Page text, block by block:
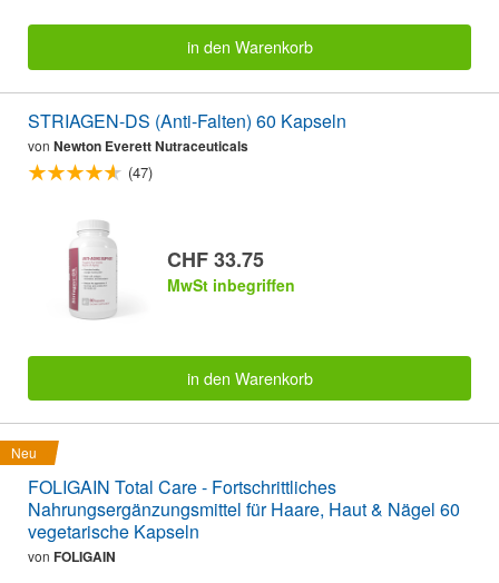
in den Warenkorb
STRIAGEN-DS (Anti-Falten) 60 Kapseln
von Newton Everett Nutraceuticals
(47)
CHF 33.75
MwSt inbegriffen
in den Warenkorb
Neu
FOLIGAIN Total Care - Fortschrittliches
Nahrungsergänzungsmittel für Haare, Haut & Nägel 60
vegetarische Kapseln
von FOLIGAIN